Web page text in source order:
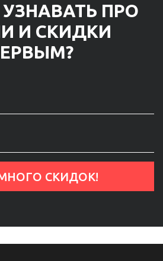
ПРО
И СКИДКИ